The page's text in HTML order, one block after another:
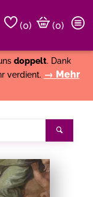
(0)
(0)
doppelt. Dank
verdient. → Mehr